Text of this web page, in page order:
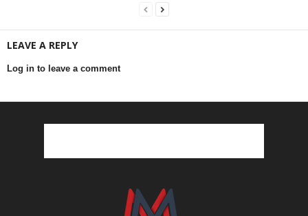
LEAVE A REPLY
Log in to leave a comment